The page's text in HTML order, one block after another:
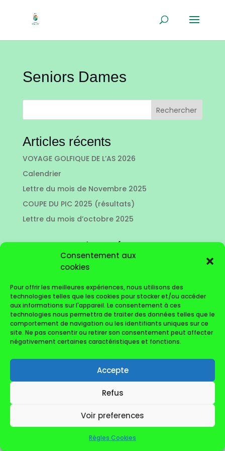
Consentement aux
cookies
Pour offrir les meilleures expériences, nous utilisons des
technologies telles que les cookies pour stocker et/ou accéder
aux informations sur l'appareil. Le consentement à ces
technologies nous permettra de traiter des données telles que le
comportement de navigation ou les identifiants uniques sur ce
site. Ne pas consentir ou retirer son consentement peut affecter
négativement certaines caractéristiques et fonctions.
Accepte
Refus
Voir preferences
Règles Cookies
Seniors Dames
Rechercher
Articles récents
VOYAGE GOLFIQUE DE L’AS 2026
Calendrier
Lettre du mois de Novembre 2025
COUPE DU PIC 2025 (résultats)
Lettre du mois d’octobre 2025
Commentaires récents
Aucun commentaire à afficher.
© AS Club du PIC ST-LOUP (2022-2026)